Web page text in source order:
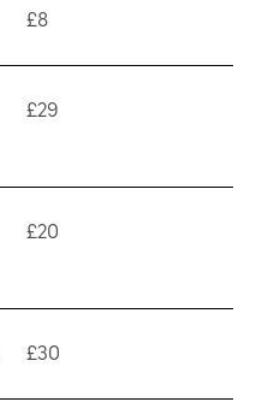
£8
£29
£20
£30